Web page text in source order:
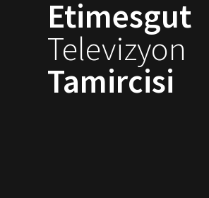
Etimesgut
Televizyon
Tamircisi